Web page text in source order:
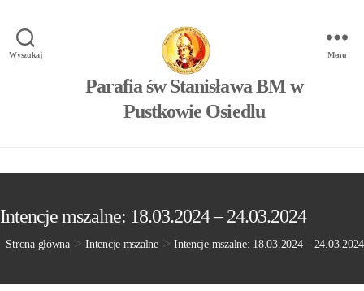
Wyszukaj
Parafia św Stanisława BM w
Pustkowie Osiedlu
Menu
Intencje mszalne: 18.03.2024 – 24.03.2024
Strona główna>Intencje mszalne>Intencje mszalne: 18.03.2024 – 24.03.2024